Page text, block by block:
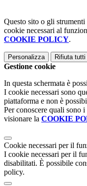
Questo sito o gli
cookie necessari al
COOKIE POLICY.
Personalizza Rifiuta tutti
Gestione cookie
In questa schermata è
I cookie necessari sono
piattaforma e non è
Per conoscere quali sono
visionare la COOKIE
Cookie necessari per il
I cookie necessari per il
disabilitati. È possibile
policy.